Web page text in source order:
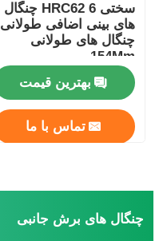
کارخانه تور
کنترل کیفیت
سختی HRC62 6 چنگال
های بینی اضافی طولانی
چنگال های طولانی
154Mm
بهترین قیمت
تماس با ما
چنگال های برش جانبی